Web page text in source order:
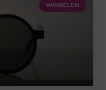
WINKELEN